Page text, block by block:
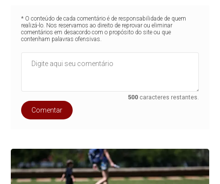
* O conteúdo de cada comentário é de responsabilidade de quem
realizá-lo. Nos reservamos ao direito de reprovar ou eliminar
comentários em desacordo com o propósito do site ou que
contenham palavras ofensivas.
500 caracteres restantes.
Comentar